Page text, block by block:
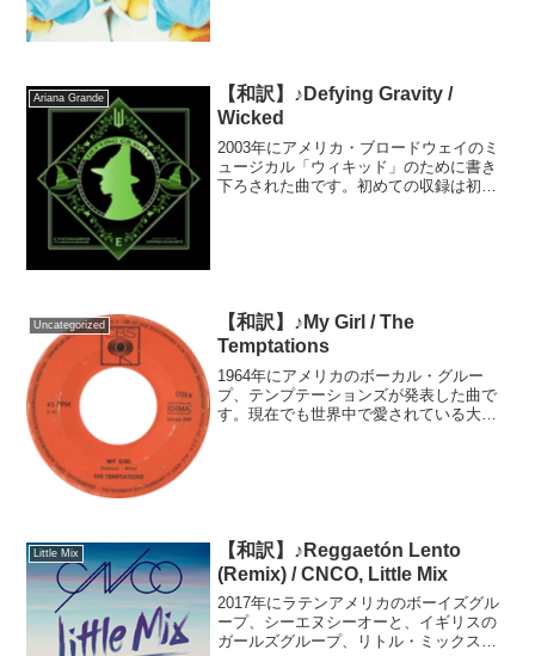
Ariana Grande
【和訳】♪Defying Gravity /
Wicked
2003年にアメリカ・ブロードウェイのミ
ュージカル「ウィキッド」のために書き
下ろされた曲です。初めての収録は初演
Uncategorized
【和訳】♪My Girl / The
Temptations
1964年にアメリカのボーカル・グルー
プ、テンプテーションズが発表した曲で
す。現在でも世界中で愛されている大ヒ
Little Mix
【和訳】♪Reggaetón Lento
(Remix) / CNCO, Little Mix
2017年にラテンアメリカのボーイズグル
ープ、シーエヌシーオーと、イギリスの
ガールズグループ、リトル・ミックスが